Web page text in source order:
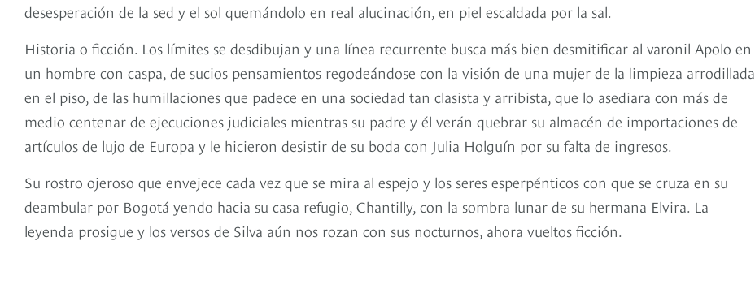
desesperación de la sed y el sol quemándolo en real alucinación, en piel escaldada por la sal.
Historia o ficción. Los límites se desdibujan y una línea recurrente busca más bien desmitificar al varonil Apolo en
un hombre con caspa, de sucios pensamientos regodeándose con la visión de una mujer de la limpieza arrodillada
en el piso, de las humillaciones que padece en una sociedad tan clasista y arribista, que lo asediara con más de
medio centenar de ejecuciones judiciales mientras su padre y él verán quebrar su almacén de importaciones de
artículos de lujo de Europa y le hicieron desistir de su boda con Julia Holguín por su falta de ingresos.
Su rostro ojeroso que envejece cada vez que se mira al espejo y los seres esperpénticos con que se cruza en su
deambular por Bogotá yendo hacia su casa refugio, Chantilly, con la sombra lunar de su hermana Elvira. La
leyenda prosigue y los versos de Silva aún nos rozan con sus nocturnos, ahora vueltos ficción.